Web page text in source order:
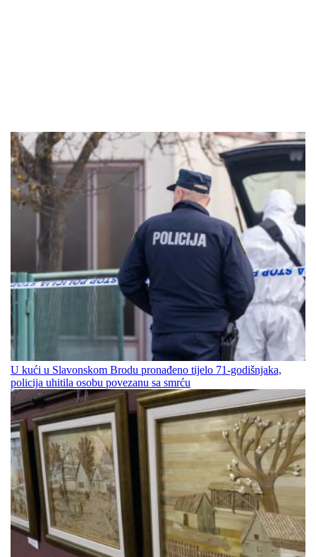
U kući u Slavonskom Brodu pronađeno tijelo 71-godišnjaka,
policija uhitila osobu povezanu sa smrću